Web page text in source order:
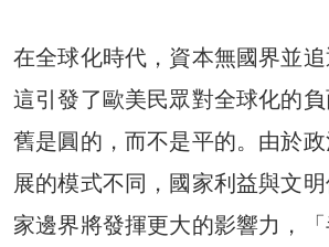
在全球化時代，資本無國界並追
這引發了歐美民眾對全球化的
舊是圓的，而不是平的。由於
展的模式不同，國家利益與文
家邊界將發揮更大的影響力，